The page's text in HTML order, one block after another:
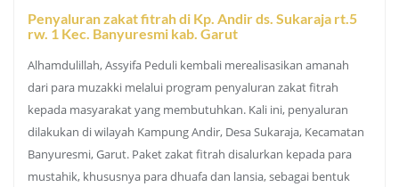
Penyaluran zakat fitrah di Kp. Andir ds. Sukaraja rt.5
rw. 1 Kec. Banyuresmi kab. Garut
Alhamdulillah, Assyifa Peduli kembali merealisasikan amanah
dari para muzakki melalui program penyaluran zakat fitrah
kepada masyarakat yang membutuhkan. Kali ini, penyaluran
dilakukan di wilayah Kampung Andir, Desa Sukaraja, Kecamatan
Banyuresmi, Garut. Paket zakat fitrah disalurkan kepada para
mustahik, khususnya para dhuafa dan lansia, sebagai bentuk